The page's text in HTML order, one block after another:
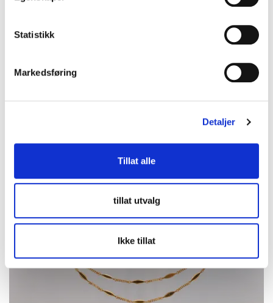
Statistikk
Markedsføring
Detaljer
Tillat alle
tillat utvalg
Ikke tillat
Bud 450 kr